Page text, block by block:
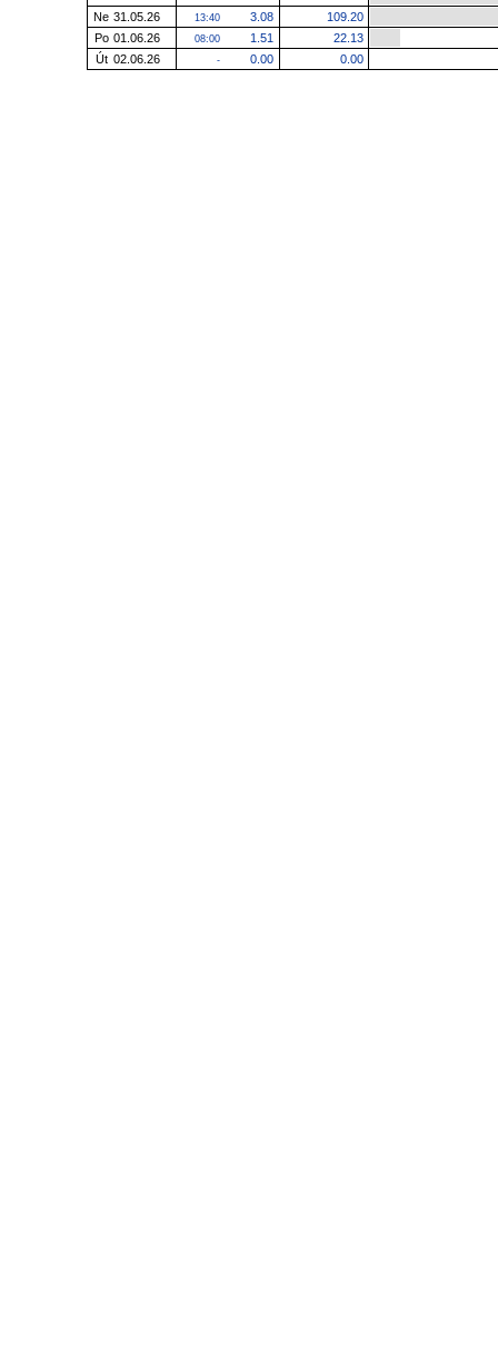
Ne 31.05.26 13:40 3.08
109.20
Po 01.06.26 08:00 1.51
22.13
Út 02.06.26 - 0.00 0.00